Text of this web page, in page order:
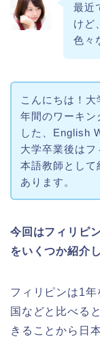
最近
けど
色々
こんにちは！
年間のワーキン
した、English
大学卒業後はフ
本語教師として
あります。
今回はフィリピ
をいくつか紹介
フィリピンは1
国などと比べる
きることから日